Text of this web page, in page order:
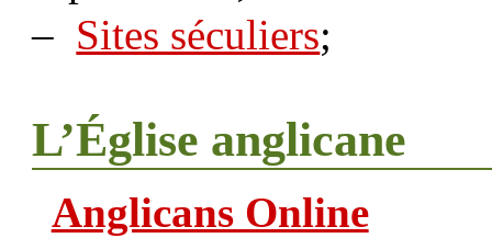
– Sites séculiers;
L’Église anglicane
Anglicans Online